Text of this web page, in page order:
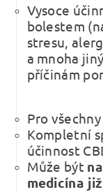
Vysoce
bolestem
stresu,
a mnoha
příčinám
Pro
Kompletní
účinnost
Může být
medicína